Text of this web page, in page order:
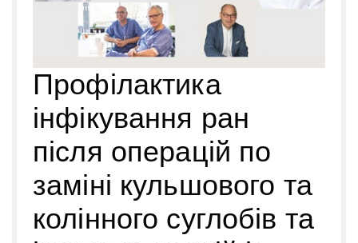
Профілактика
інфікування ран
після операцій по
заміні кульшового та
колінного суглобів та